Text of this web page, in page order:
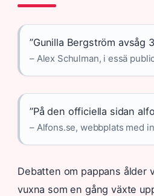
”Gunilla Bergström avsåg
– Alex Schulman, i essä
”På den officiella sidan
– Alfons.se, webbplats med
Debatten om pappans ålder
vuxna som en gång växte